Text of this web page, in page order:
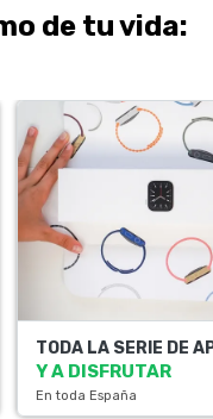
de tu vida:
TODA LA SERIE DE
Y A DISFRUTAR
En toda España